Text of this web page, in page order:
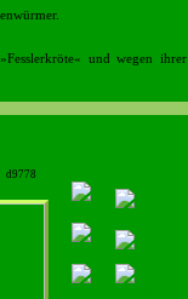
und wegen ihrer
d9778